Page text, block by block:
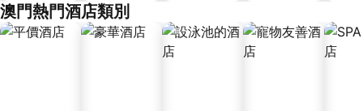
澳門熱門酒店類別